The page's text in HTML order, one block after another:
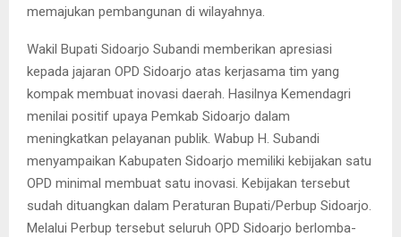
memajukan pembangunan di wilayahnya.
Wakil Bupati Sidoarjo Subandi memberikan apresiasi
kepada jajaran OPD Sidoarjo atas kerjasama tim yang
kompak membuat inovasi daerah. Hasilnya Kemendagri
menilai positif upaya Pemkab Sidoarjo dalam
meningkatkan pelayanan publik. Wabup H. Subandi
menyampaikan Kabupaten Sidoarjo memiliki kebijakan satu
OPD minimal membuat satu inovasi. Kebijakan tersebut
sudah dituangkan dalam Peraturan Bupati/Perbup Sidoarjo.
Melalui Perbup tersebut seluruh OPD Sidoarjo berlomba-